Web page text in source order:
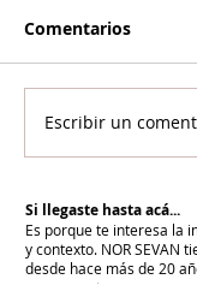
Comentarios
Escribir un
Si llegaste hasta acá...
Es porque te interesa la
y contexto. NOR SEVAN
desde hace más de 20